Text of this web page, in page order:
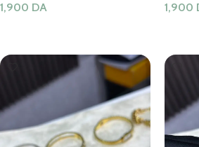
1,900 DA
1,900